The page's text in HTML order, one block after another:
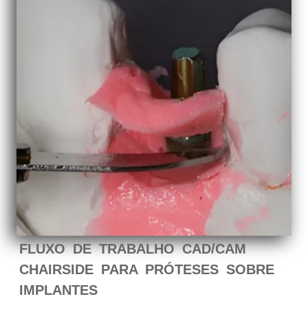
FLUXO DE TRABALHO CAD/CAM
CHAIRSIDE PARA PRÓTESES SOBRE
IMPLANTES